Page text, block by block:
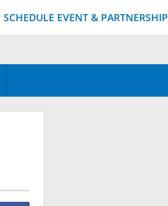
SCHEDULE EVENT & PARTNERSHIP